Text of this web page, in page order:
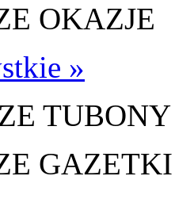
OKAZJE
»
TUBONY
GAZETKI